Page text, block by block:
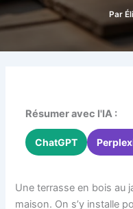
Par
Résumer avec l'IA :
ChatGPT
Une terrasse en bois au
maison. On s’y installe